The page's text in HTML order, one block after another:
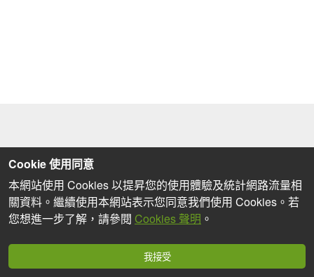
Cookie 使用同意
本網站使用 Cookies 以提昇您的使用體驗及統計網路流量相
關資料。繼續使用本網站表示您同意我們使用 Cookies。若
您想進一步了解，請參閱 Cookies 聲明 。
我接受